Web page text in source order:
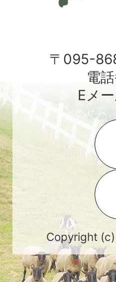
〒095-
電
Eメ
Copyright